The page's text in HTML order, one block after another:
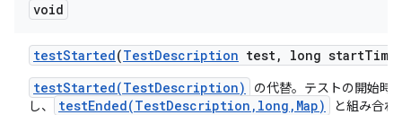
void
testStarted(TestDescription test, long start
testStarted(TestDescription)
の代替。テストの開始時
し、
testEnded(TestDescription,long,Map)
と組み合わ